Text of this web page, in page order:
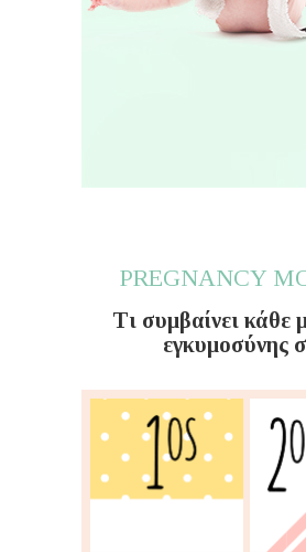
PREGNANCY
Τι συμβαίνει κάθε
εγκυμοσύνης